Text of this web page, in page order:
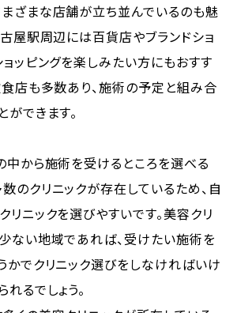
ざまな店舗が立ち並んでいるのも魅
古屋駅周辺には百貨店やブランドショ
ョッピングを楽しみたい方にもおすす
食店も多数あり、施術の予定と組み合
できます。
中から施術を受けるところを選べる
のクリニックが存在しているため、自
リニックを選びやすいです。美容クリ
ない地域であれば、受けたい施術を
かでクリニック選びをしなければいけ
るでしょう。